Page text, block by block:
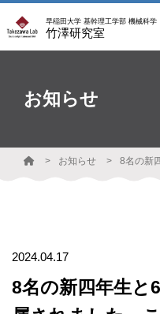
早稲田大学 基幹理工学部 機械科学
竹澤研究室
お知らせ
お知らせ
2024.04.17
8名の新四年生と